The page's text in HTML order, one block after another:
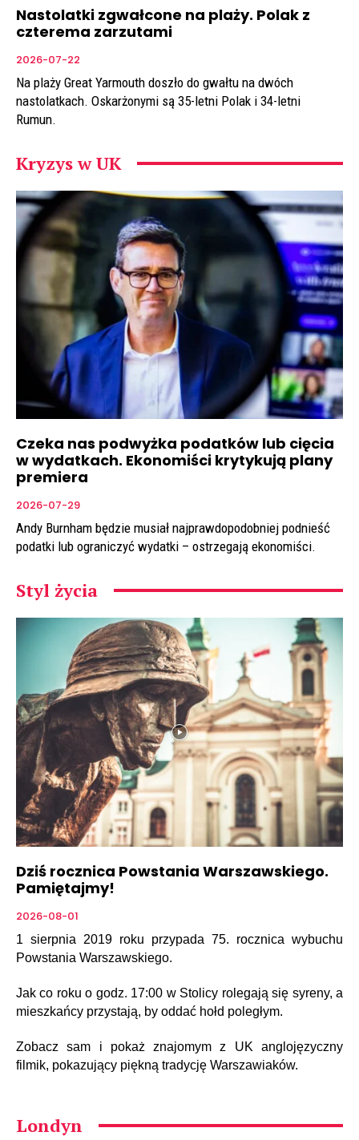
Nastolatki zgwałcone na plaży. Polak z
czterema zarzutami
2026-07-22
Na plaży Great Yarmouth doszło do gwałtu na dwóch
nastolatkach. Oskarżonymi są 35-letni Polak i 34-letni
Rumun.
Kryzys w UK
Czeka nas podwyżka podatków lub cięcia
w wydatkach. Ekonomiści krytykują plany
premiera
2026-07-29
Andy Burnham będzie musiał najprawdopodobniej podnieść
podatki lub ograniczyć wydatki – ostrzegają ekonomiści.
Styl życia
Dziś rocznica Powstania Warszawskiego.
Pamiętajmy!
2026-08-01
1 sierpnia 2019 roku przypada 75. rocznica wybuchu
Powstania Warszawskiego.
Jak co roku o godz. 17:00 w Stolicy rolegają się syreny, a
mieszkańcy przystają, by oddać hołd poległym.
Zobacz sam i pokaż znajomym z UK anglojęzyczny
filmik, pokazujący piękną tradycję Warszawiaków.
Londyn